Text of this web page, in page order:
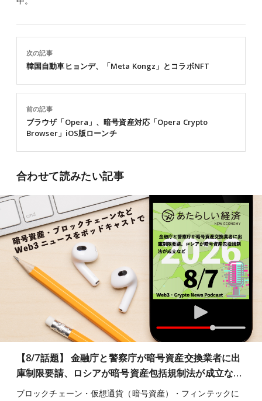
前の記事
ブラウザ「Opera」、暗号資産対応「Opera Crypto
Browser」iOS版ローンチ
次の記事
韓国自動車ヒョンデ、「Meta Kongz」とコラボNFT
合わせて読みたい記事
【8/7話題】 金融庁と警察庁が暗号資産交換業者に出
庫制限要請、ロシアが暗号資産包括規制法が成立な…
ブロックチェーン・仮想通貨（暗号資産）・フィンテックに